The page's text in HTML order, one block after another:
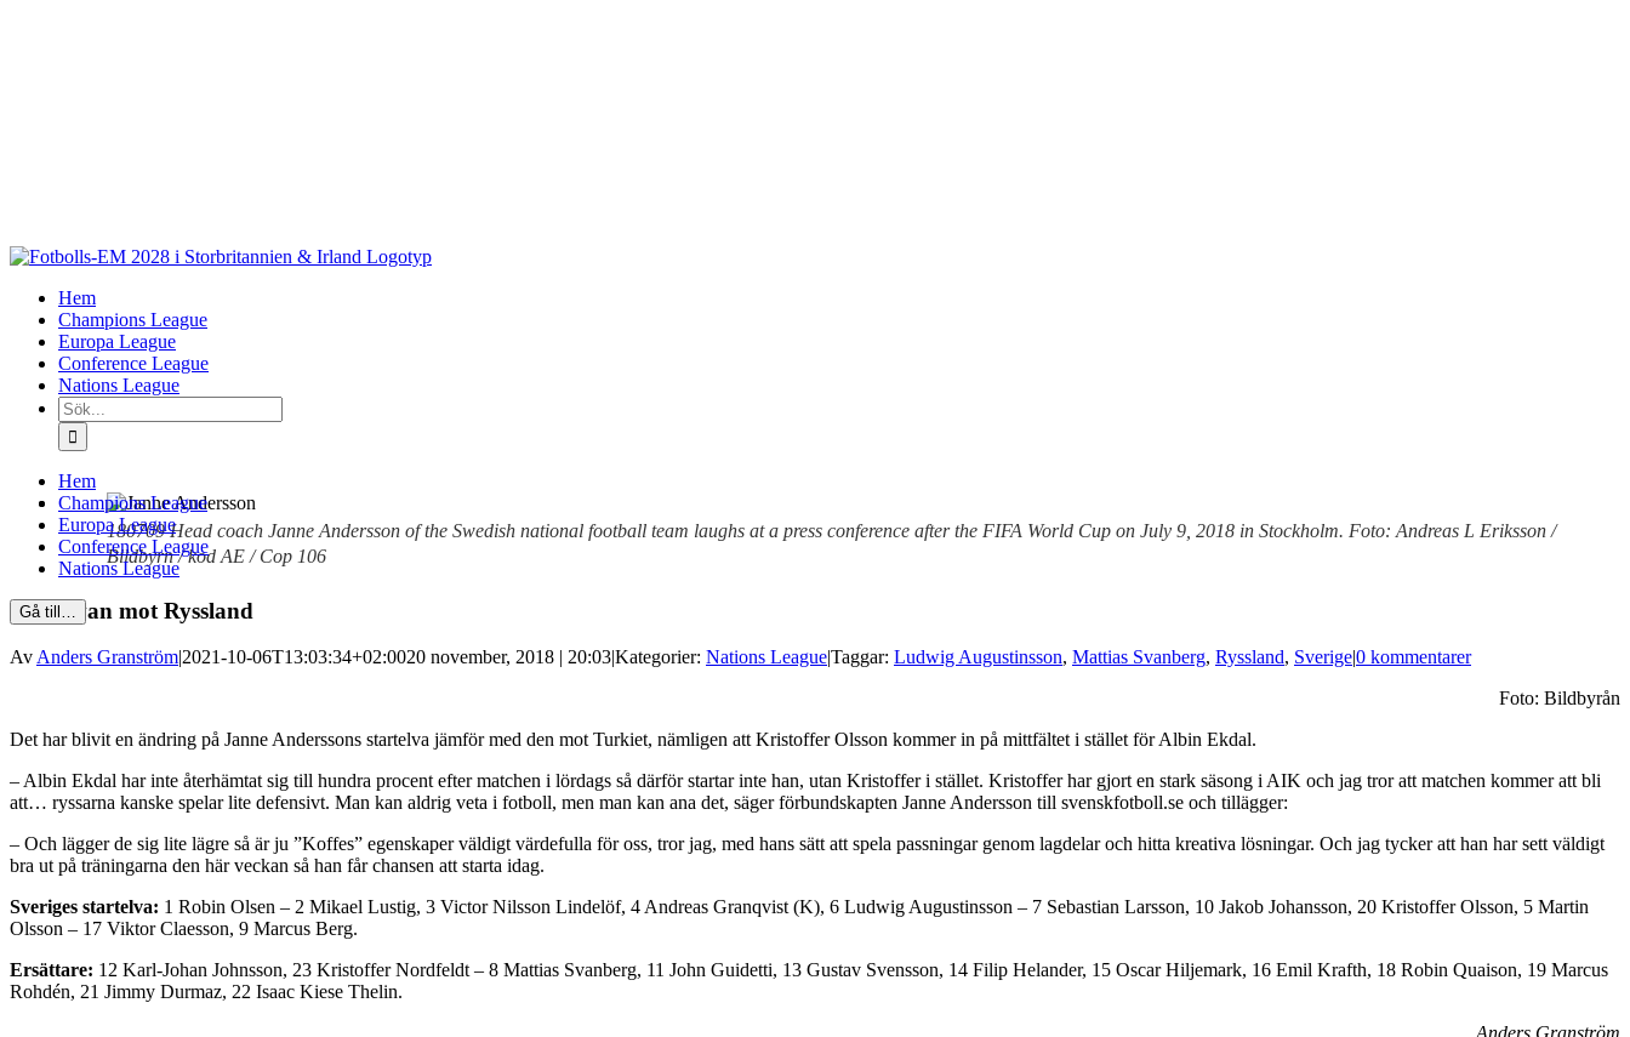
Hem
Champions League
Europa League
Conference League
Nations League
Sök
efter:
Hem
Champions League
Europa League
Conference League
Nations League
Gå till…
180709 Head coach Janne Andersson of the Swedish national football team laughs at a press conference after the FIFA World Cup on July 9, 2018 in Stockholm. Foto: Andreas L Eriksson /
Bildbyrn / kod AE / Cop 106
Startelvan mot Ryssland
AvAnders Granström|2021-10-06T13:03:34+02:0020 november, 2018 | 20:03|Kategorier: Nations League|Taggar: Ludwig Augustinsson, Mattias Svanberg, Ryssland, Sverige|0 kommentarer
Foto: Bildbyrån
Det har blivit en ändring på Janne Anderssons startelva jämför med den mot Turkiet, nämligen att Kristoffer Olsson kommer in på mittfältet i stället för Albin Ekdal.
– Albin Ekdal har inte återhämtat sig till hundra procent efter matchen i lördags så därför startar inte han, utan Kristoffer i stället. Kristoffer har gjort en stark säsong i AIK och jag tror att matchen kommer att bli
att… ryssarna kanske spelar lite defensivt. Man kan aldrig veta i fotboll, men man kan ana det, säger förbundskapten Janne Andersson till svenskfotboll.se och tillägger:
– Och lägger de sig lite lägre så är ju ”Koffes” egenskaper väldigt värdefulla för oss, tror jag, med hans sätt att spela passningar genom lagdelar och hitta kreativa lösningar. Och jag tycker att han har sett väldigt
bra ut på träningarna den här veckan så han får chansen att starta idag.
Sveriges startelva: 1 Robin Olsen – 2 Mikael Lustig, 3 Victor Nilsson Lindelöf, 4 Andreas Granqvist (K), 6 Ludwig Augustinsson – 7 Sebastian Larsson, 10 Jakob Johansson, 20 Kristoffer Olsson, 5 Martin
Olsson – 17 Viktor Claesson, 9 Marcus Berg.
Ersättare: 12 Karl-Johan Johnsson, 23 Kristoffer Nordfeldt – 8 Mattias Svanberg, 11 John Guidetti, 13 Gustav Svensson, 14 Filip Helander, 15 Oscar Hiljemark, 16 Emil Krafth, 18 Robin Quaison, 19 Marcus
Rohdén, 21 Jimmy Durmaz, 22 Isaac Kiese Thelin.